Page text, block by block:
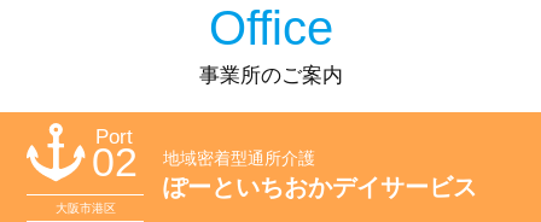
Office
事業所のご案内
Port
02
大阪市港区
地域密着型通所介護
ぽーといちおかデイサービス